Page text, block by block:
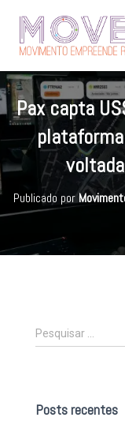
Pax capta
Publicado por
P
e
i
Pesquisar …
Posts recentes